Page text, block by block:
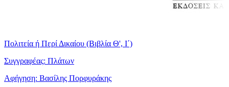
Πολιτεία ή Περί Δικαίου (Βιβλία Θ', Ι΄)
Συγγραφέας: Πλάτων
Αφήγηση: Βασίλης Πορφυράκης